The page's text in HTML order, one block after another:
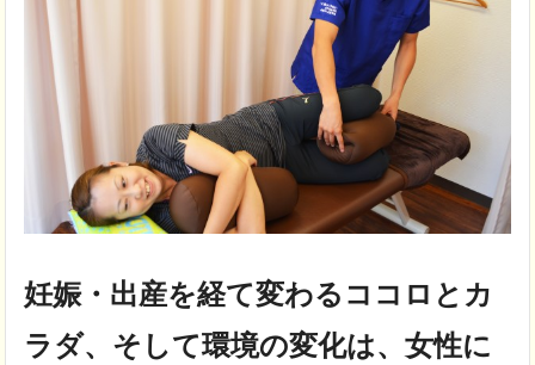
妊娠・出産を経て変わるココロとカ
ラダ、そして環境の変化は、女性に